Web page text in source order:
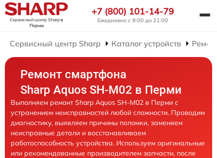
Сервисный центр Sharpв
Перми
+7 (800) 101-14-79
Ежедневно с 9:00 до 21:00
Сервисный центр Sharp Каталог устройств
Ремонт смартфона
Sharp Aquos SH-M02 в Перми
Выполняем ремонт Sharp Aquos SH-M02 в Перми с
устранением неисправностей любой сложности. Проводим
диагностику, выявляем причины поломки, заменяем
неисправные детали и восстанавливаем
работоспособность устройства. Используем оригинальные
или рекомендованные производителем запчасти, после